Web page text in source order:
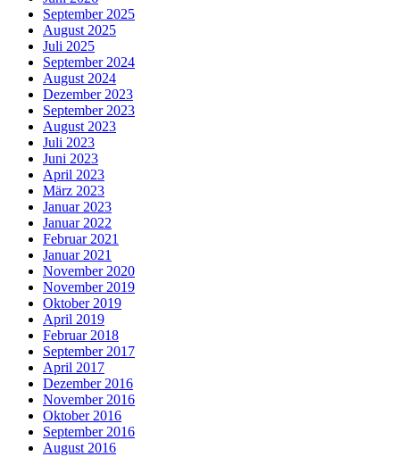
September 2025
August 2025
Juli 2025
September 2024
August 2024
Dezember 2023
September 2023
August 2023
Juli 2023
Juni 2023
April 2023
März 2023
Januar 2023
Januar 2022
Februar 2021
Januar 2021
November 2020
November 2019
Oktober 2019
April 2019
Februar 2018
September 2017
April 2017
Dezember 2016
November 2016
Oktober 2016
September 2016
August 2016